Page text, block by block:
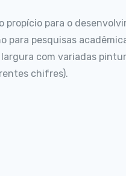
propício para o
pesquisas
com variadas
chifres).